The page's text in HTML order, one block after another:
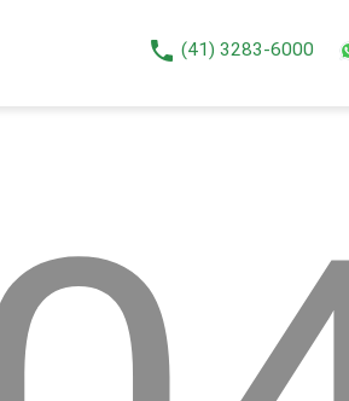
phone (41) 3283-6000